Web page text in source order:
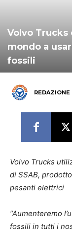
Volvo Trucks
mondo a
fossili
REDAZIONE
Volvo Trucks
di SSAB,
pesanti elettrici
“Aumenteremo
fossili in tutti i